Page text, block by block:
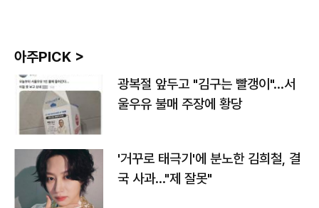
아주PICK >
광복절 앞두고 "김구는 빨갱이"…서
울우유 불매 주장에 황당
'거꾸로 태극기'에 분노한 김희철, 결
국 사과…"제 잘못"